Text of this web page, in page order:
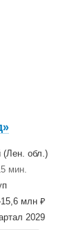
(Лен. обл.)
мин.
млн ₽
2029